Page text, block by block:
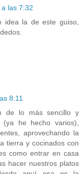
las 7:32
idea la de este guiso,
8:11
de lo más sencillo y
he hecho varios),
aprovechando la
tierra y cocinados con
como entrar en casa
hacer nuestros platos